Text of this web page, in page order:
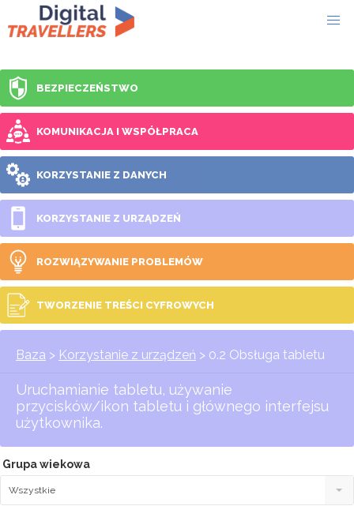
BEZPIECZEŃSTWO
KOMUNIKACJA I WSPÓŁPRACA
KORZYSTANIE Z DANYCH
KORZYSTANIE Z URZĄDZEŃ
ROZWIĄZYWANIE PROBLEMÓW
TWORZENIE TREŚCI CYFROWYCH
Baza > Korzystanie z urządzeń > 0.2 Obsługa tabletu
Uruchamianie tabletu, używanie
przycisków/ikon tabletu i głównego interfejsu
użytkownika.
Grupa wiekowa
Wszystkie